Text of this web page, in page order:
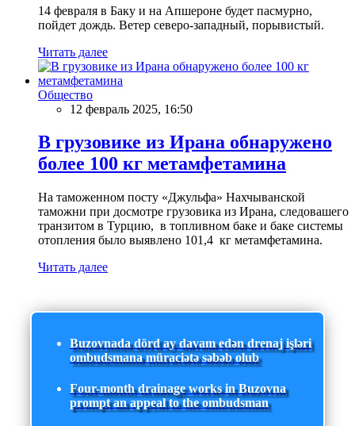
14 февраля в Баку и на Апшероне будет пасмурно,
пойдет дождь. Ветер северо-западный, порывистый.
Читать далее
Общество
12 февраль 2025, 16:50
В грузовике из Ирана обнаружено
более 100 кг метамфетамина
На таможенном посту «Джульфа» Нахчыванской
таможни при досмотре грузовика из Ирана, следовашего
транзитом в Турцию, в топливном баке и баке системы
отопления было выявлено 101,4 кг метамфетамина.
Читать далее
Buzovnada dörd ay davam edən drenaj işləri
ombudsmana müraciətə səbəb olub
Four-month drainage works in Buzovna
prompt an appeal to the ombudsman